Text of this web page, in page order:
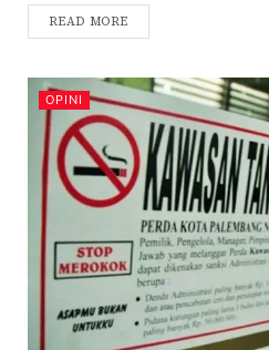
READ MORE
OPINI